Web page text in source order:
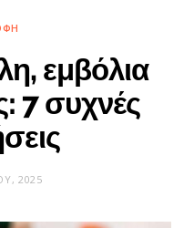
εμβόλια
7 συχνές
2025